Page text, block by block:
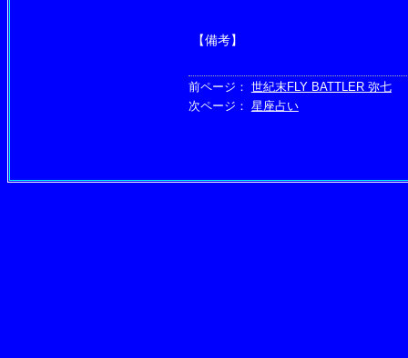
【備考】
前ページ： 世紀末FLY BATTLER 弥七
次ページ： 星座占い